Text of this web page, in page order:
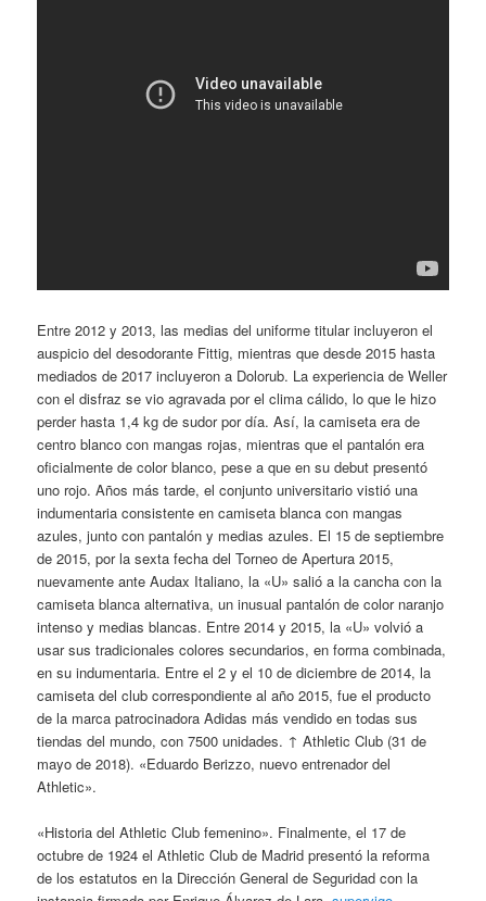
Entre 2012 y 2013, las medias del uniforme titular incluyeron el
auspicio del desodorante Fittig, mientras que desde 2015 hasta
mediados de 2017 incluyeron a Dolorub. La experiencia de Weller
con el disfraz se vio agravada por el clima cálido, lo que le hizo
perder hasta 1,4 kg de sudor por día. Así, la camiseta era de
centro blanco con mangas rojas, mientras que el pantalón era
oficialmente de color blanco, pese a que en su debut presentó
uno rojo. Años más tarde, el conjunto universitario vistió una
indumentaria consistente en camiseta blanca con mangas
azules, junto con pantalón y medias azules. El 15 de septiembre
de 2015, por la sexta fecha del Torneo de Apertura 2015,
nuevamente ante Audax Italiano, la «U» salió a la cancha con la
camiseta blanca alternativa, un inusual pantalón de color naranjo
intenso y medias blancas. Entre 2014 y 2015, la «U» volvió a
usar sus tradicionales colores secundarios, en forma combinada,
en su indumentaria. Entre el 2 y el 10 de diciembre de 2014, la
camiseta del club correspondiente al año 2015, fue el producto
de la marca patrocinadora Adidas más vendido en todas sus
tiendas del mundo, con 7500 unidades. ↑ Athletic Club (31 de
mayo de 2018). «Eduardo Berizzo, nuevo entrenador del
Athletic».
«Historia del Athletic Club femenino». Finalmente, el 17 de
octubre de 1924 el Athletic Club de Madrid presentó la reforma
de los estatutos en la Dirección General de Seguridad con la